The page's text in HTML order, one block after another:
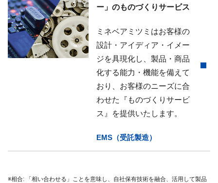
ー」のものづくりサービス
ミネベアミツミはお客様の
設計・アイディア・イメー
ジを具現化し、製品・商品
化する能力・機能を備えて
おり、お客様のニーズに合
わせた『ものづくりサービ
ス』を提供いたします。
EMS（受託製造）
※相合: 「相い合わせる」ことを意味し、自社保有技術を融合、活用して製品